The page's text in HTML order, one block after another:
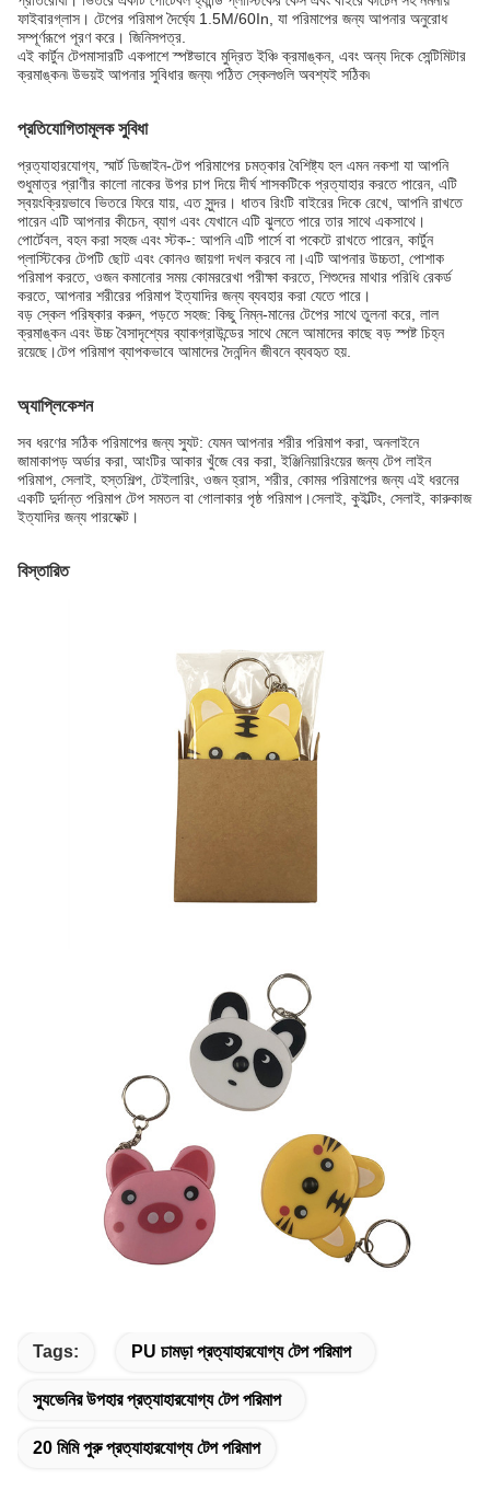
ফাইবারগ্লাস। টেপের পরিমাপ দৈর্ঘ্যে 1.5M/60In, যা পরিমাপের জন্য আপনার অনুরোধ
সম্পূর্ণরূপে পূরণ করে। জিনিসপত্র.
এই কার্টুন টেপমাসারটি একপাশে স্পষ্টভাবে মুদ্রিত ইঞ্চি ক্রমাঙ্কন, এবং অন্য দিকে সেন্টিমিটার
ক্রমাঙ্কন৷ উভয়ই আপনার সুবিধার জন্য৷ পঠিত স্কেলগুলি অবশ্যই সঠিক৷
প্রতিযোগিতামূলক সুবিধা
প্রত্যাহারযোগ্য, স্মার্ট ডিজাইন-টেপ পরিমাপের চমত্কার বৈশিষ্ট্য হল এমন নকশা যা আপনি
শুধুমাত্র প্রাণীর কালো নাকের উপর চাপ দিয়ে দীর্ঘ শাসকটিকে প্রত্যাহার করতে পারেন, এটি
স্বয়ংক্রিয়ভাবে ভিতরে ফিরে যায়, এত সুন্দর। ধাতব রিংটি বাইরের দিকে রেখে, আপনি রাখতে
পারেন এটি আপনার কীচেন, ব্যাগ এবং যেখানে এটি ঝুলতে পারে তার সাথে একসাথে।
পোর্টেবল, বহন করা সহজ এবং স্টক-: আপনি এটি পার্সে বা পকেটে রাখতে পারেন, কার্টুন
প্লাস্টিকের টেপটি ছোট এবং কোনও জায়গা দখল করবে না।এটি আপনার উচ্চতা, পোশাক
পরিমাপ করতে, ওজন কমানোর সময় কোমররেখা পরীক্ষা করতে, শিশুদের মাথার পরিধি রেকর্ড
করতে, আপনার শরীরের পরিমাপ ইত্যাদির জন্য ব্যবহার করা যেতে পারে।
বড় স্কেল পরিষ্কার করুন, পড়তে সহজ: কিছু নিম্ন-মানের টেপের সাথে তুলনা করে, লাল
ক্রমাঙ্কন এবং উচ্চ বৈসাদৃশ্যের ব্যাকগ্রাউন্ডের সাথে মেলে আমাদের কাছে বড় স্পষ্ট চিহ্ন
রয়েছে।টেপ পরিমাপ ব্যাপকভাবে আমাদের দৈনন্দিন জীবনে ব্যবহৃত হয়.
অ্যাপ্লিকেশন
সব ধরণের সঠিক পরিমাপের জন্য স্যুট: যেমন আপনার শরীর পরিমাপ করা, অনলাইনে
জামাকাপড় অর্ডার করা, আংটির আকার খুঁজে বের করা, ইঞ্জিনিয়ারিংয়ের জন্য টেপ লাইন
পরিমাপ, সেলাই, হস্তশিল্প, টেইলারিং, ওজন হ্রাস, শরীর, কোমর পরিমাপের জন্য এই ধরনের
একটি দুর্দান্ত পরিমাপ টেপ সমতল বা গোলাকার পৃষ্ঠ পরিমাপ।সেলাই, কুইল্টিং, সেলাই, কারুকাজ
ইত্যাদির জন্য পারফেক্ট।
বিস্তারিত
Tags: PU চামড়া প্রত্যাহারযোগ্য টেপ পরিমাপ
স্যুভেনির উপহার প্রত্যাহারযোগ্য টেপ পরিমাপ
20 মিমি পুরু প্রত্যাহারযোগ্য টেপ পরিমাপ